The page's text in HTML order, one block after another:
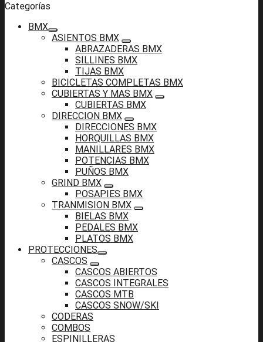
Categorías
BMX
ASIENTOS BMX
ABRAZADERAS BMX
SILLINES BMX
TIJAS BMX
BICICLETAS COMPLETAS BMX
CUBIERTAS Y MAS BMX
CUBIERTAS BMX
DIRECCION BMX
DIRECCIONES BMX
HORQUILLAS BMX
MANILLARES BMX
POTENCIAS BMX
PUÑOS BMX
GRIND BMX
POSAPIES BMX
TRANMISION BMX
BIELAS BMX
PEDALES BMX
PLATOS BMX
PROTECCIONES
CASCOS
CASCOS ABIERTOS
CASCOS INTEGRALES
CASCOS MTB
CASCOS SNOW/SKI
CODERAS
COMBOS
ESPINILLERAS